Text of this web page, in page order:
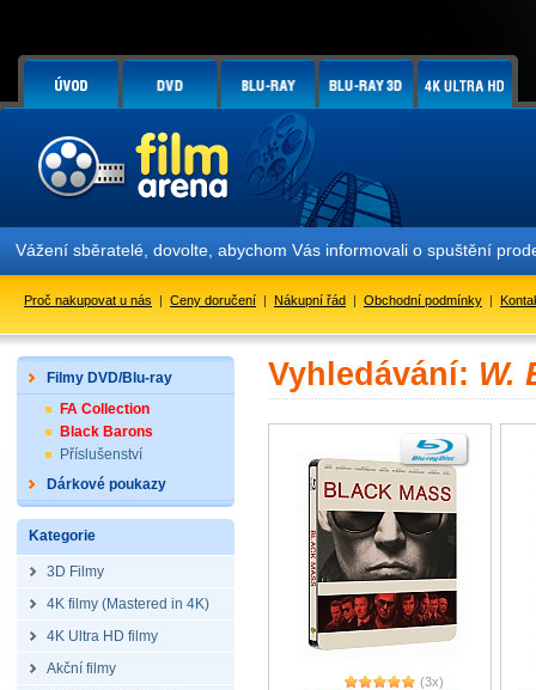
Vážení sběratelé, dovolte, abychom Vás informovali o spuštění
Proč nakupovat u nás | Ceny doručení | Nákupní řád | Obchodní podmínky |
Filmy DVD/Blu-ray
FA Collection
Black Barons
Příslušenství
Dárkové poukazy
Kategorie
3D Filmy
4K filmy (Mastered in 4K)
4K Ultra HD filmy
Akční filmy
Vyhledávání: W.
(3x)